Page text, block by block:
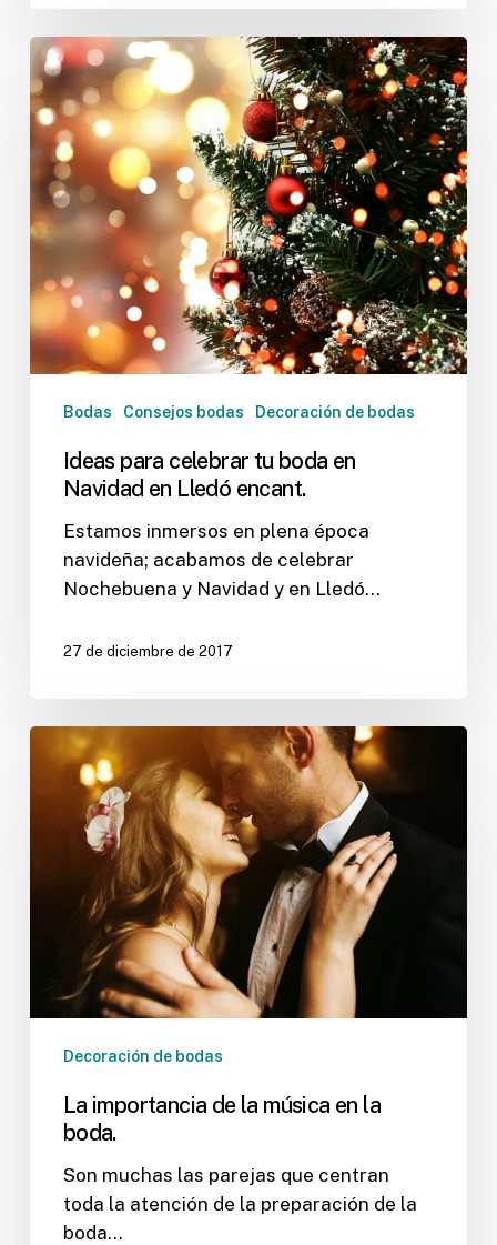
Ideas
para
celebrar
tu
boda
en
Navidad
en
Lledó
encant.
Bodas Consejos bodas Decoración de bodas
Ideas para celebrar tu boda en
Navidad en Lledó encant.
Estamos inmersos en plena época
navideña; acabamos de celebrar
Nochebuena y Navidad y en Lledó…
27 de diciembre de 2017
La
importancia
música
Decoración de bodas
La importancia de la música en la
boda.
Son muchas las parejas que centran
toda la atención de la preparación de la
boda…